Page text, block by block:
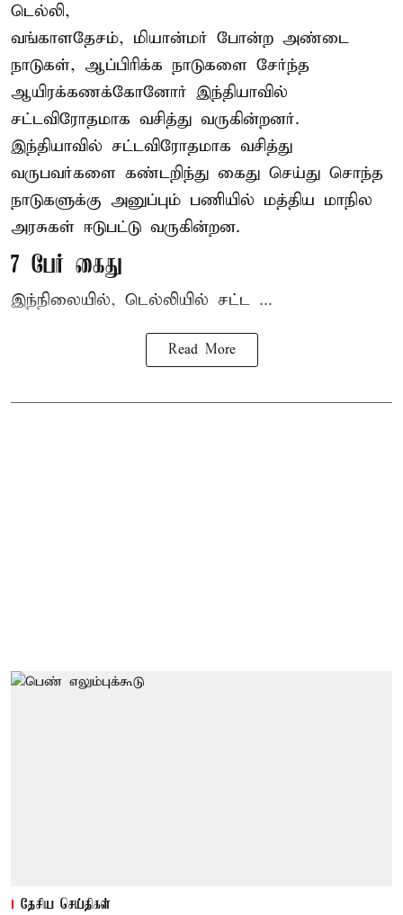
டெல்லி,
வங்காளதேசம், மியான்மர் போன்ற அண்டை
நாடுகள், ஆப்பிரிக்க நாடுகளை சேர்ந்த
ஆயிரக்கணக்கோனோர் இந்தியாவில்
சட்டவிரோதமாக வசித்து வருகின்றனர்.
இந்தியாவில் சட்டவிரோதமாக வசித்து
வருபவர்களை கண்டறிந்து கைது செய்து சொந்த
நாடுகளுக்கு அனுப்பும் பணியில் மத்திய மாநில
அரசுகள் ஈடுபட்டு வருகின்றன.
7 பேர் கைது
இந்நிலையில், டெல்லியில் சட்ட ...
Read More
தேசிய செய்திகள்